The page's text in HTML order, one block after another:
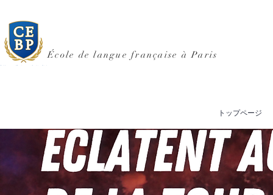
École de langue française à Paris
トップページ